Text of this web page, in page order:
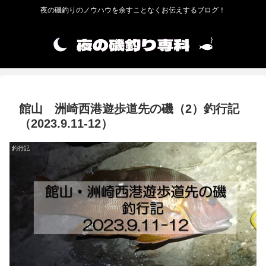
夜の磯釣りのノウハウを余すことなくお伝えするブログ！
館山 洲崎西港遊歩道先の磯（2）釣行記
（2023.9.11-12）
釣行記